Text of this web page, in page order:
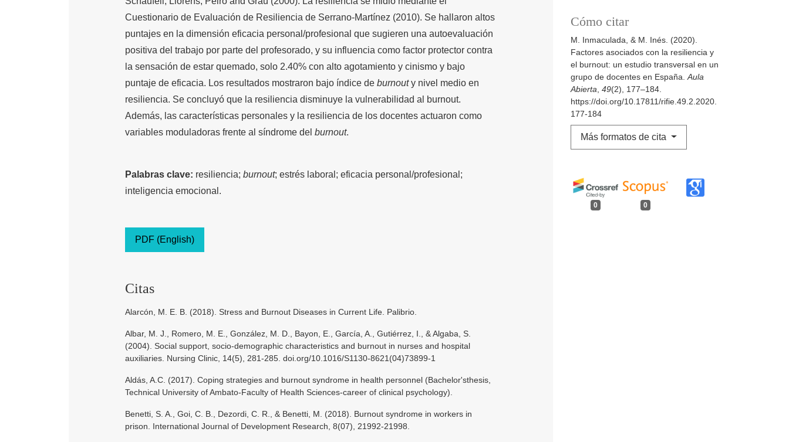
Cómo citar
M. Inmaculada, & M. Inés. (2020).
Factores asociados con la resiliencia y
el burnout: un estudio transversal en un
grupo de docentes en España.Aula
Abierta, 49(2), 177–184.
https://doi.org/10.17811/rifie.49.2.2020.
177-184
Más formatos de cita
0 0
Cuestionario de Evaluación de Resiliencia de Serrano-Martínez (2010). Se hallaron altos
puntajes en la dimensión eficacia personal/profesional que sugieren una autoevaluación
positiva del trabajo por parte del profesorado, y su influencia como factor protector contra
la sensación de estar quemado, solo 2.40% con alto agotamiento y cinismo y bajo
puntaje de eficacia. Los resultados mostraron bajo índice de burnouty nivel medio en
resiliencia. Se concluyó que la resiliencia disminuye la vulnerabilidad al burnout.
Además, las características personales y la resiliencia de los docentes actuaron como
variables moduladoras frente al síndrome del burnout.
Palabras clave: resiliencia; burnout; estrés laboral; eficacia personal/profesional;
inteligencia emocional.
PDF (English)
Citas
Alarcón, M. E. B. (2018). Stress and Burnout Diseases in Current Life. Palibrio.
Albar, M. J., Romero, M. E., González, M. D., Bayon, E., García, A., Gutiérrez, I., & Algaba, S.
(2004). Social support, socio-demographic characteristics and burnout in nurses and hospital
auxiliaries. Nursing Clinic, 14(5), 281-285. doi.org/10.1016/S1130-8621(04)73899-1
Aldás, A.C. (2017). Coping strategies and burnout syndrome in health personnel (Bachelor'sthesis,
Technical University of Ambato-Faculty of Health Sciences-career of clinical psychology).
Benetti, S. A., Goi, C. B., Dezordi, C. R., & Benetti, M. (2018). Burnout syndrome in workers in
prison. International Journal of Development Research, 8(07), 21992-21998.